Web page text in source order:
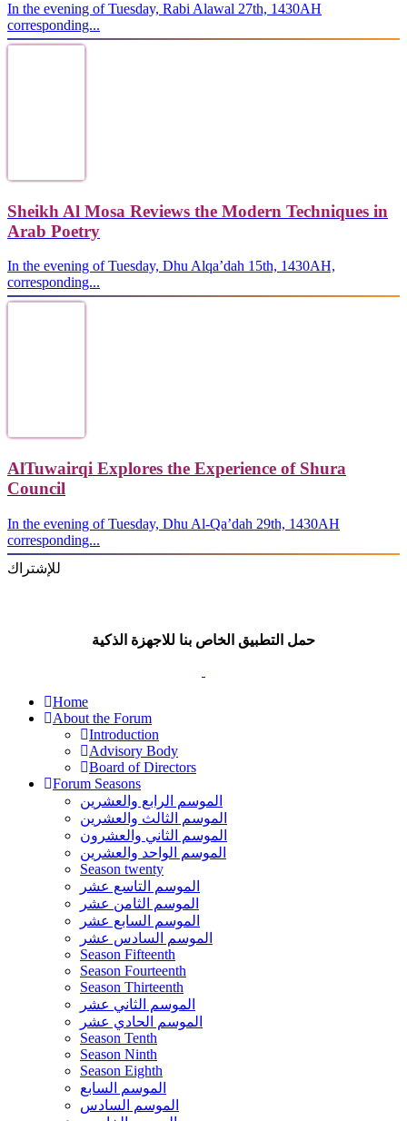
In the evening of Tuesday, Rabi Alawal 27th, 1430AH
corresponding...
Sheikh Al Mosa Reviews the Modern Techniques in
Arab Poetry
In the evening of Tuesday, Dhu Alqa’dah 15th, 1430AH,
corresponding...
AlTuwairqi Explores the Experience of Shura
Council
In the evening of Tuesday, Dhu Al-Qa’dah 29th, 1430AH
corresponding...
للإشتراك
حمل التطبيق الخاص بنا للاجهزة الذكية
Home
About the Forum
Introduction
Advisory Body
Board of Directors
Forum Seasons
الموسم الرابع والعشرين
الموسم الثالث والعشرين
الموسم الثاني والعشرون
الموسم الواحد والعشرين
Season twenty
الموسم التاسع عشر
الموسم الثامن عشر
الموسم السابع عشر
الموسم السادس عشر
Season Fifteenth
Season Fourteenth
Season Thirteenth
الموسم الثاني عشر
الموسم الحادي عشر
Season Tenth
Season Ninth
Season Eighth
الموسم السابع
الموسم السادس